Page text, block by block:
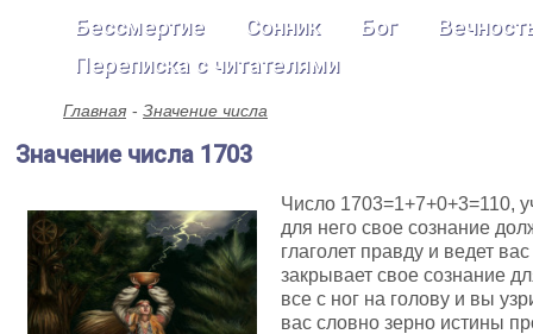
Бессмертие Сонник Бог
Переписка с читателями
Главная Значение числа
Значение числа 1703
Число 1703=1+7+0+3=110,
для него свое сознание
глаголет правду и ведет
закрывает свое сознание
все с ног на голову и вы
вас словно зерно истины